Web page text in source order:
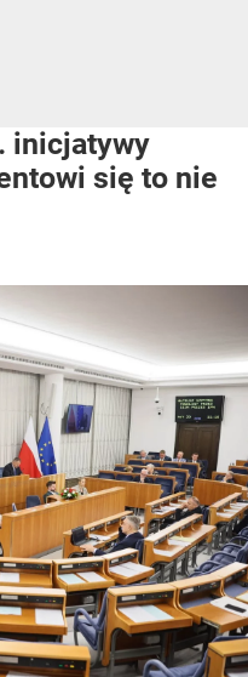
inicjatywy
się to nie